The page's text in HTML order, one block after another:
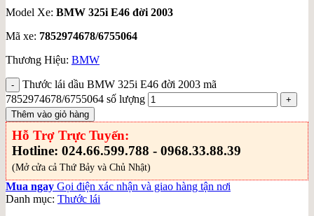
Model Xe: BMW 325i E46 đời 2003
Mã xe: 7852974678/6755064
Thương Hiệu: BMW
Thước lái dầu BMW 325i E46 đời 2003 mã
7852974678/6755064 số lượng
Thêm vào giỏ hàng
Hỗ Trợ Trực Tuyến:
Hotline: 024.66.599.788 - 0968.33.88.39
(Mở cửa cả Thứ Bảy và Chủ Nhật)
Mua ngay Gọi điện xác nhận và giao hàng tận nơi
Danh mục: Thước lái